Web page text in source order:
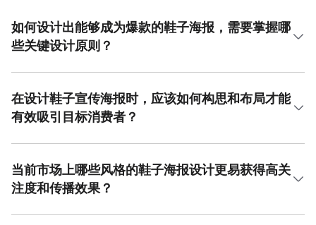
如何设计出能够成为爆款的鞋子海报，需要掌握哪
些关键设计原则？
次是色彩与氛围，选择与产品定位相符的配色方案，例如运
动鞋搭配充满活力的渐变色；最后是文案策划，创作简洁有
力的广告语，精准传递核心卖点。在美图设计室中，您能直
素材与文字快速完成专业级作品，其素材库内容广泛且操作
界面直观，极大提升了设计效率。
在设计鞋子宣传海报时，应该如何构思和布局才能
有效吸引目标消费者？
用场景图，如将跑鞋置于运动环境中，让消费者产生代入
感。文字信息应分级处理，主标题、卖点与价格信息清晰区
分。成功的鞋子海报爆款设计往往在首秒内传递关键信息，
种经过市场验证的布局模板，涵盖不同风格的鞋子海报爆款
当前市场上哪些风格的鞋子海报设计更易获得高关
注度和传播效果？